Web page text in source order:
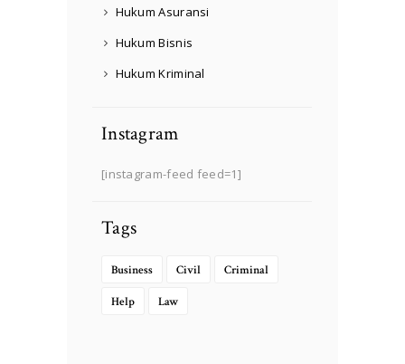
Hukum Asuransi
Hukum Bisnis
Hukum Kriminal
Instagram
[instagram-feed feed=1]
Tags
Business Civil Criminal
Help Law